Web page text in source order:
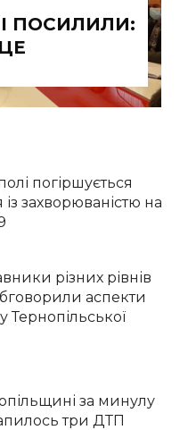
ПОСИЛИЛИ:
погіршується
із захворюваністю на
різних рівнів
аспекти
Тернопільської
за минулу
три ДТП